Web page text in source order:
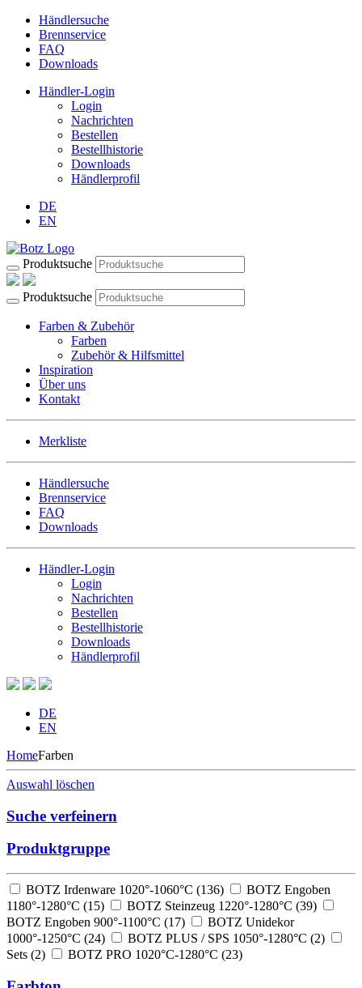
Händlersuche
Brennservice
FAQ
Downloads
Händler-Login
Login
Nachrichten
Bestellen
Bestellhistorie
Downloads
Händlerprofil
DE
EN
Produktsuche
Produktsuche
Farben & Zubehör
Farben
Zubehör & Hilfsmittel
Inspiration
Über uns
Kontakt
Merkliste
Händlersuche
Brennservice
FAQ
Downloads
Händler-Login
Login
Nachrichten
Bestellen
Bestellhistorie
Downloads
Händlerprofil
DE
EN
HomeFarben
Auswahl löschen
Suche verfeinern
Produktgruppe
BOTZ Irdenware 1020°-1060°C (136)
BOTZ Engoben
1180°-1280°C (15) BOTZ Steinzeug 1220°-1280°C (39)
BOTZ Engoben 900°-1100°C (17)
BOTZ Unidekor
1000°-1250°C (24) BOTZ PLUS / SPS 1050°-1280°C (2)
Sets (2) BOTZ PRO 1020°C-1280°C (23)